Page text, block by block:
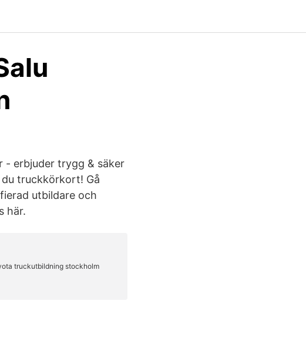
- erbjuder trygg & säker
truckkörkort! Gå
utbildare och
här.